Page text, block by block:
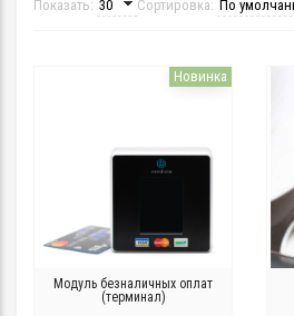
Показать: Сортировка:
Новинка
Модуль безналичных оплат
(терминал)